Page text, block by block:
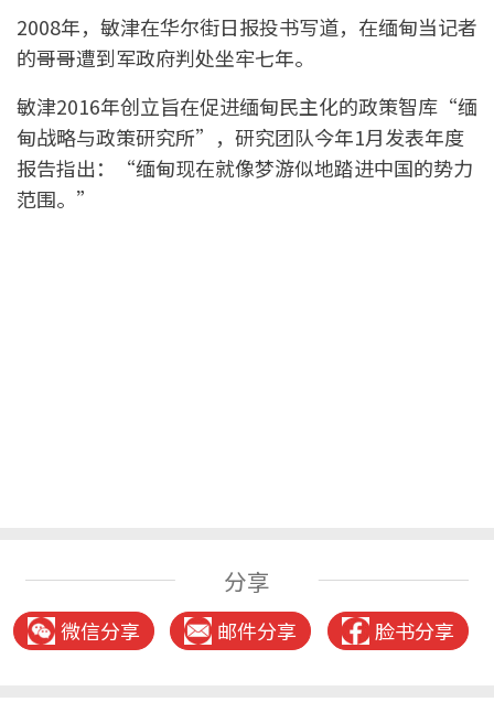
2008年，敏津在华尔街日报投书写道，在缅甸当记者
的哥哥遭到军政府判处坐牢七年。
敏津2016年创立旨在促进缅甸民主化的政策智库“缅
甸战略与政策研究所”，研究团队今年1月发表年度
报告指出：“缅甸现在就像梦游似地踏进中国的势力
范围。”
分享
微信分享 邮件分享 脸书分享